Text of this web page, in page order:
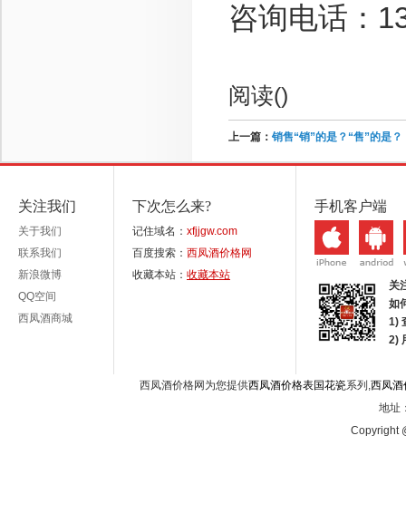
咨询电话：
阅读()
上一篇： 销售“销”的是？“售”的是？
关注我们
关于我们
联系我们
新浪微博
QQ空间
西凤酒商城
下次怎么来?
记住域名： xfjjgw.com
百度搜索： 西凤酒价格网
收藏本站： 收藏本站
手机客户端
关
如
1)
2)
西凤酒价格网为您提供西凤酒价格表国花瓷系列,西凤酒
地址
Copyright